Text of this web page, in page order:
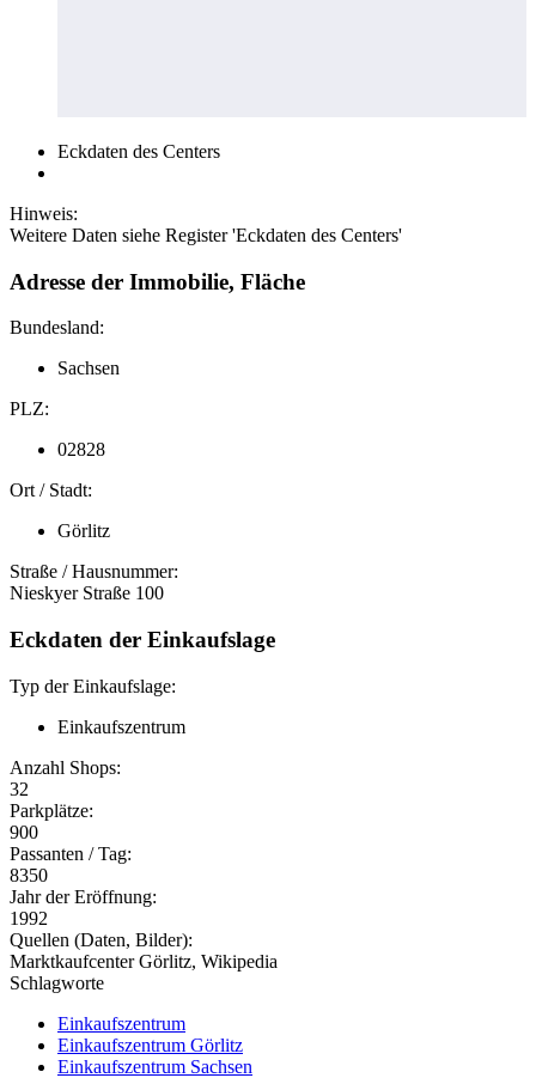
Eckdaten des Centers
Hinweis:
Weitere Daten siehe Register 'Eckdaten des Centers'
Adresse der Immobilie, Fläche
Bundesland:
Sachsen
PLZ:
02828
Ort / Stadt:
Görlitz
Straße / Hausnummer:
Nieskyer Straße 100
Eckdaten der Einkaufslage
Typ der Einkaufslage:
Einkaufszentrum
Anzahl Shops:
32
Parkplätze:
900
Passanten / Tag:
8350
Jahr der Eröffnung:
1992
Quellen (Daten, Bilder):
Marktkaufcenter Görlitz, Wikipedia
Schlagworte
Einkaufszentrum
Einkaufszentrum Görlitz
Einkaufszentrum Sachsen